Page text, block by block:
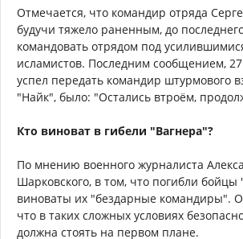
Отмечается, что командир отряда
будучи тяжело раненным, до
командовать отрядом под
исламистов. Последним сообщением,
успел передать командир штурмового
"Найк", было: "Остались втроём,
Кто виноват в гибели "Вагнера"?
По мнению военного журналиста
Шарковского, в том, что погибли бойцы
виноваты их "бездарные командиры".
что в таких сложных условиях
должна стоять на первом плане.